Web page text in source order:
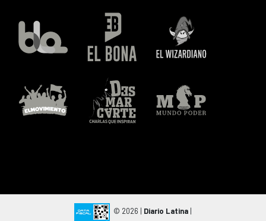
© 2026 | Diario Latina |